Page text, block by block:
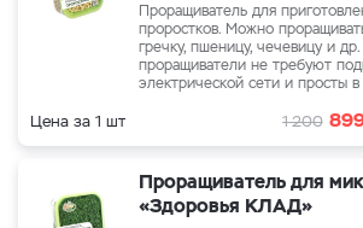
Проращиватель для
проростков. Можно
гречку, пшеницу, чечевицу и
проращиватели не требуют
электрической сети и просты в
Цена за 1 шт 1 200
Проращиватель для
«Здоровья КЛАД»